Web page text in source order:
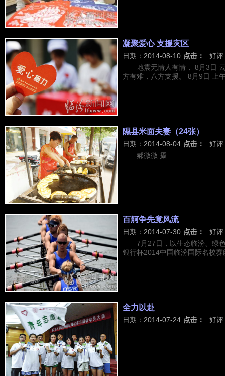
凝聚爱心 支援灾区
日期：2014-08-10 点击：
好评
地震无情人有情， 8月3日
方有难，八方支援。 8月9日 上
隰县米面夫妻（24张）
日期：2014-08-04 点击：
好评
郝微微 摄
百舸争先竟风流
日期：2014-07-30 点击：
好评
7月27日，以生态临汾、绿
银行杯2014中国临汾国际名校
全力以赴
日期：2014-07-24 点击： 好评